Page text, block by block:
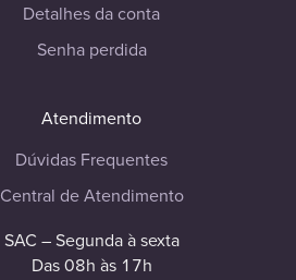
Detalhes da conta
Senha perdida
Atendimento
Dúvidas Frequentes
Central de Atendimento
SAC – Segunda à sexta
Das 08h às 17h